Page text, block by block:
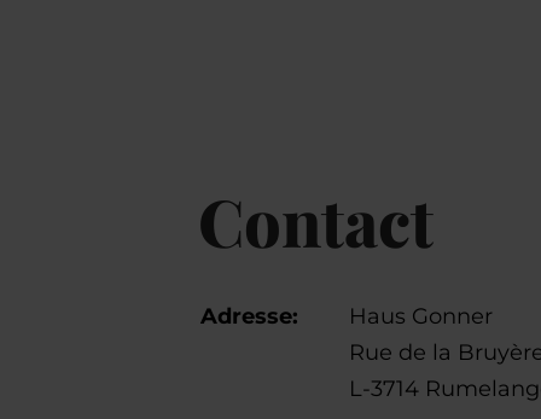
Contact
Adresse:
Haus Gonner
Rue de la
L-3714